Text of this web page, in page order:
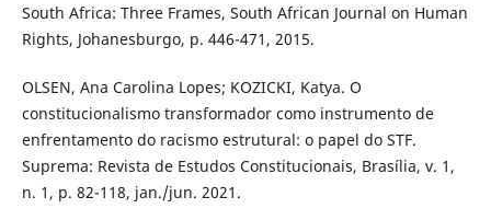
South Africa: Three Frames, South African Journal on Human
Rights, Johanesburgo, p. 446-471, 2015.
OLSEN, Ana Carolina Lopes; KOZICKI, Katya. O
constitucionalismo transformador como instrumento de
enfrentamento do racismo estrutural: o papel do STF.
Suprema: Revista de Estudos Constitucionais, Brasília, v. 1,
n. 1, p. 82-118, jan./jun. 2021.